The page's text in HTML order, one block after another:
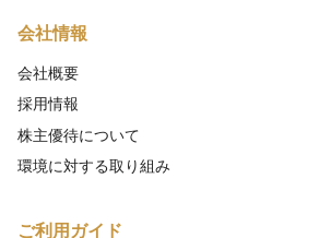
会社情報
会社概要
採用情報
株主優待について
環境に対する取り組み
ご利用ガイド